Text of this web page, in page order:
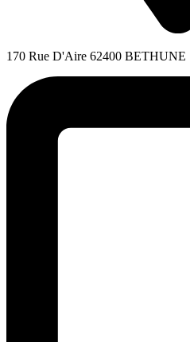
170 Rue D'Aire 62400 BETHUNE